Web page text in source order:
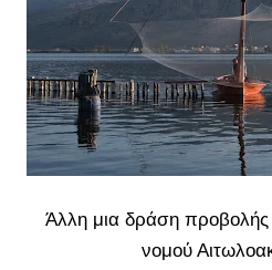
Άλλη μια δράση προβολής
νομού